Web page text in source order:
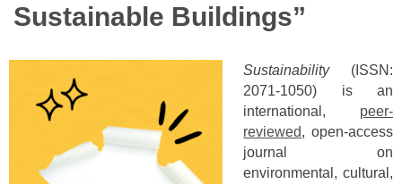
Sustainable Buildings”
Sustainability(ISSN:
2071-1050) is an
international, peer-
reviewed, open-access
journal on
environmental, cultural,